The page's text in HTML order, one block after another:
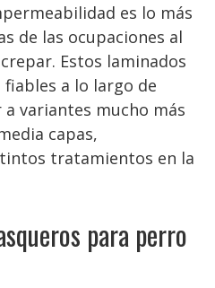
es lo más
de las ocupaciones al
Estos laminados
a lo largo de
variantes mucho más
capas,
tratamientos en la
para perro